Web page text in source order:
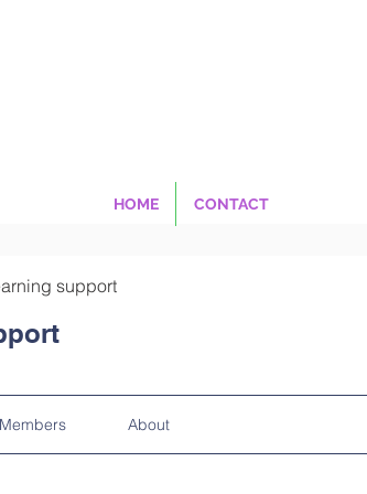
HOME CONTACT
support
Members About